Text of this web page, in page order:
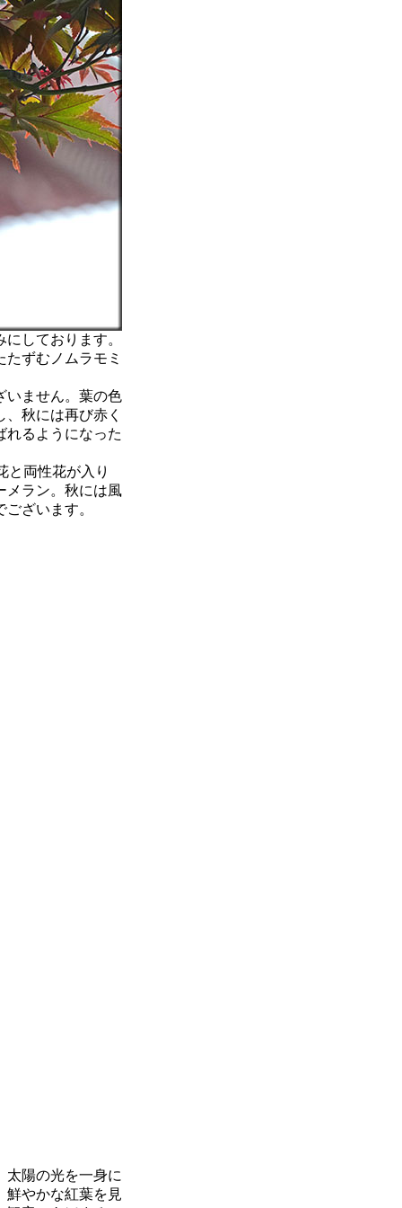
しております。
ずむノムラモミ
いません。葉の色
秋には再び赤く
れるようになった
と両性花が入り
メラン。秋には風
ざいます。
陽の光を一身に
鮮やかな紅葉を見